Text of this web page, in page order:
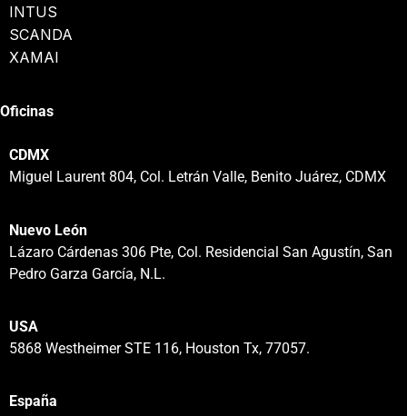
INTUS
SCANDA
XAMAI
Oficinas
CDMX
Miguel Laurent 804, Col. Letrán Valle, Benito Juárez, CDMX
Nuevo León
Lázaro Cárdenas 306 Pte, Col. Residencial San Agustín, San
Pedro Garza García, N.L.
USA
5868 Westheimer STE 116, Houston Tx, 77057.
España